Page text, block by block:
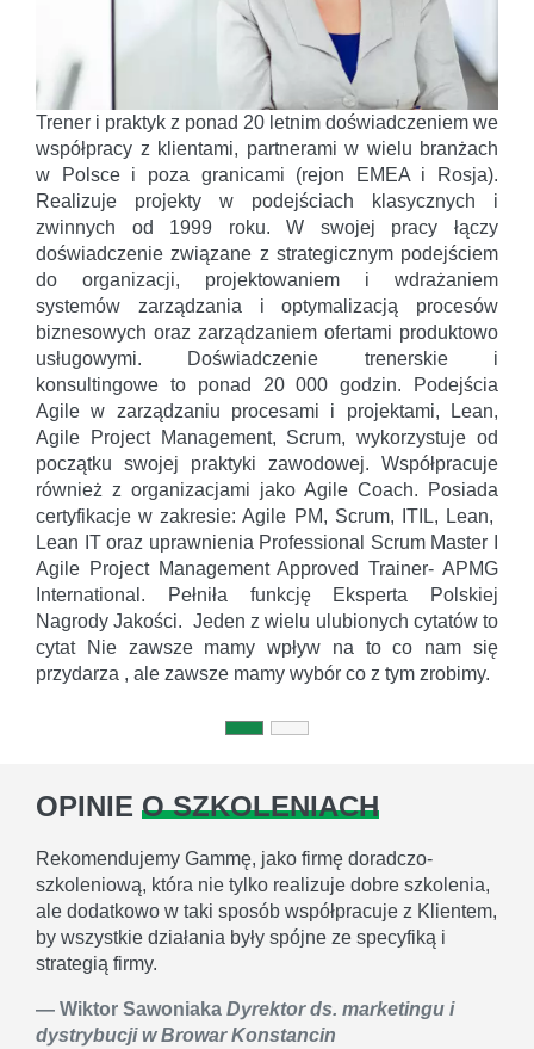
Trener i praktyk z ponad 20 letnim doświadczeniem we
współpracy z klientami, partnerami w wielu branżach
w Polsce i poza granicami (rejon EMEA i Rosja).
Realizuje projekty w podejściach klasycznych i
zwinnych od 1999 roku. W swojej pracy łączy
doświadczenie związane z strategicznym podejściem
do organizacji, projektowaniem i wdrażaniem
systemów zarządzania i optymalizacją procesów
biznesowych oraz zarządzaniem ofertami produktowo
usługowymi. Doświadczenie trenerskie i
konsultingowe to ponad 20 000 godzin. Podejścia
Agile w zarządzaniu procesami i projektami, Lean,
Agile Project Management, Scrum, wykorzystuje od
początku swojej praktyki zawodowej. Współpracuje
również z organizacjami jako Agile Coach. Posiada
certyfikacje w zakresie: Agile PM, Scrum, ITIL, Lean,
Lean IT oraz uprawnienia Professional Scrum Master I
Agile Project Management Approved Trainer- APMG
International. Pełniła funkcję Eksperta Polskiej
Nagrody Jakości. Jeden z wielu ulubionych cytatów to
cytat Nie zawsze mamy wpływ na to co nam się
przydarza , ale zawsze mamy wybór co z tym zrobimy.
OPINIE O SZKOLENIACH
Rekomendujemy Gammę, jako firmę doradczo-
szkoleniową, która nie tylko realizuje dobre szkolenia,
ale dodatkowo w taki sposób współpracuje z Klientem,
by wszystkie działania były spójne ze specyfiką i
strategią firmy.
Wiktor Sawoniaka Dyrektor ds. marketingu i
dystrybucji w Browar Konstancin